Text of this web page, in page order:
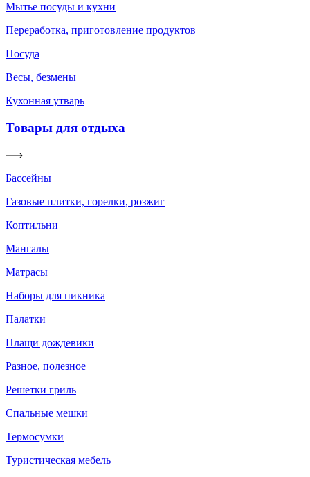
Мытье посуды и кухни
Переработка, приготовление продуктов
Посуда
Весы, безмены
Кухонная утварь
Товары для отдыха
Бассейны
Газовые плитки, горелки, розжиг
Коптильни
Мангалы
Матрасы
Наборы для пикника
Палатки
Плащи дождевики
Разное, полезное
Решетки гриль
Спальные мешки
Термосумки
Туристическая мебель